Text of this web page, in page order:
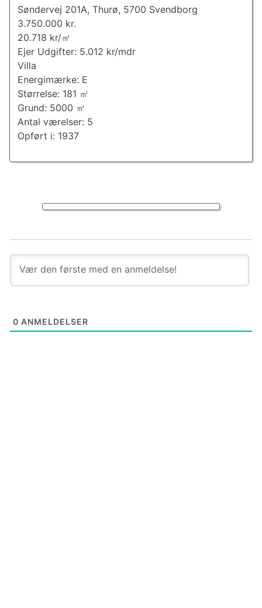
0 ANMELDELSER
Søndervej 201A, Thurø, 5700 Svendborg
3.750.000 kr.
20.718 kr/㎡
Ejer Udgifter: 5.012 kr/mdr
Villa
Energimærke: E
Størrelse: 181 ㎡
Grund: 5000 ㎡
Antal værelser: 5
Opført i: 1937